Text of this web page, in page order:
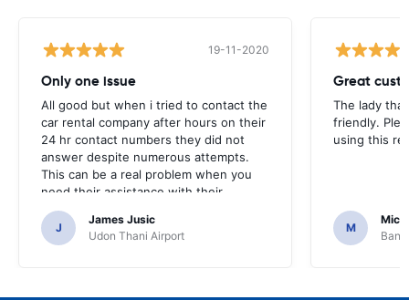
19-11-2020
Only one issue
All good but when i tried to contact the
car rental company after hours on their
24 hr contact numbers they did not
answer despite numerous attempts.
This can be a real problem when you
need their assistance with their
services or car.
J
James Jusic
Udon Thani Airport
Great
The lady
friendly.
using this
M